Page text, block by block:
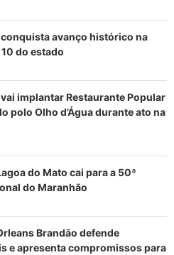
avanço histórico na
do estado
implantar Restaurante Popular
polo Olho d’Água durante ato na
do Mato cai para a 50ª
do Maranhão
Brandão defende
e apresenta compromissos para